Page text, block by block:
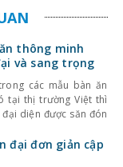
thông minh
và sang trọng
các mẫu bàn ăn
tại thị trường Việt thì
diện được săn đón
ăn thông minh màu
cùng tham khảo bài
đại đơn giản cập